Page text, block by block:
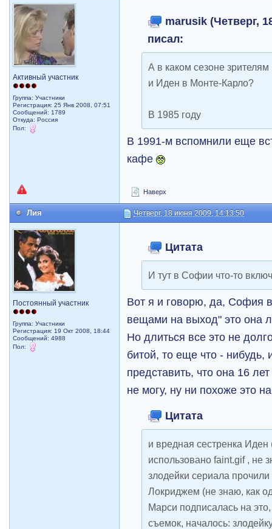
Активный участник
Группа: Участники
Регистрация: 25 Янв 2008, 07:51
Сообщений: 1789
Откуда: Россия
Пол:
marusik (Четверг,
писал:
А в каком сезоне
и Иден в Монте-Карло?
В 1985 году
В 1991-м вспомнили еще
кафе
Наверх
Лия Четверг, 18 июня 2009, 14:13:50
Постоянный участник
Группа: Участники
Регистрация: 19 Окт 2008, 18:44
Сообщений: 4988
Пол:
Цитата
И тут в Софии что-то
Вот я и говорю, да, София
вещами на выход" это она
Но длиться все это не
битой, то еще что -
представить, что она 16
не могу, ну ни похоже это
Цитата
и вредная сестренка
использовано faint.gif , не
злодейки сериала
Локриджем (не знаю, как
Марси подписалась на
съемок, началось: